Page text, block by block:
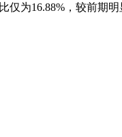
为16.88%，较前期明